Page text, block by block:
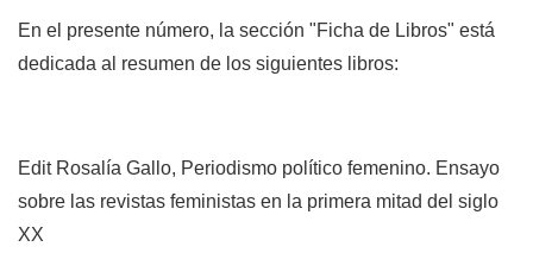
En el presente número, la sección "Ficha de Libros" está
dedicada al resumen de los siguientes libros:
Edit Rosalía Gallo, Periodismo político femenino. Ensayo
sobre las revistas feministas en la primera mitad del siglo
XX